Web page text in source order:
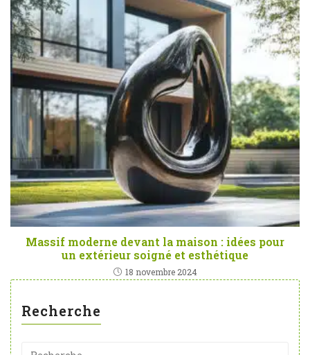
Massif moderne devant la maison : idées pour
un extérieur soigné et esthétique
18 novembre 2024
Recherche